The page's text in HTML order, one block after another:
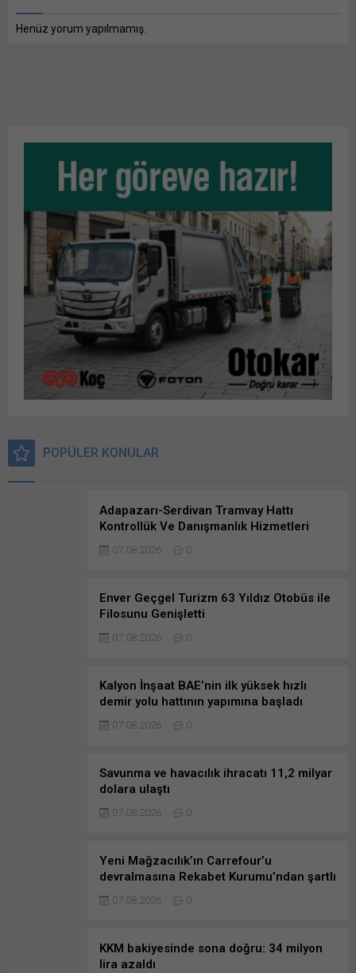
Henüz yorum yapılmamış.
POPÜLER KONULAR
Adapazarı-Serdivan Tramvay Hattı
Kontrollük Ve Danışmanlık Hizmetleri
Danışmanlık Hizmetlerine Başvuruda
Bulunanlar
07.08.2026 0
Enver Geçgel Turizm 63 Yıldız Otobüs ile
Filosunu Genişletti
07.08.2026 0
Kalyon İnşaat BAE’nin ilk yüksek hızlı
demir yolu hattının yapımına başladı
07.08.2026 0
Savunma ve havacılık ihracatı 11,2 milyar
dolara ulaştı
07.08.2026 0
Yeni Mağzacılık’ın Carrefour’u
devralmasına Rekabet Kurumu’ndan şartlı
onay
07.08.2026 0
KKM bakiyesinde sona doğru: 34 milyon
lira azaldı